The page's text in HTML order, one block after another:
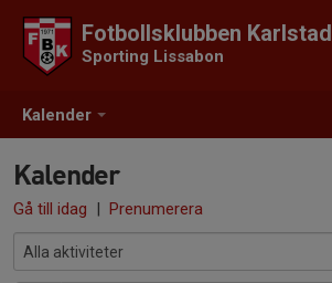
Kalender
Fotbollsklubben Karlstad
Sporting Lissabon
Kalender
Gå till idag | Prenumerera